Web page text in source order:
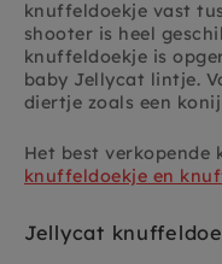
knuffeldoekje vast
shooter is heel
knuffeldoekje is
baby Jellycat lintje.
diertje zoals een
Het best verkopende
knuffeldoekje en
Jellycat